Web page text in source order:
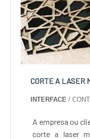
CORTE A LASER
INTERFACE/
A empresa ou
corte a laser